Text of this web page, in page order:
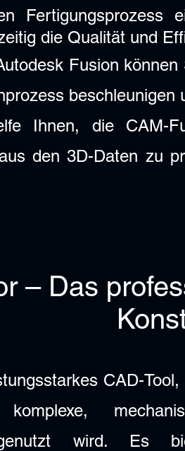
Fertigungsprozess
die Qualität und
Fusion
beschleunigen
Ihnen, die CAM-
den 3D-Daten zu
– Das
CAD-Tool,
genutzt wird. Es